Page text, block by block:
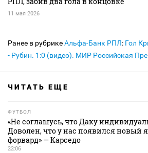
11 мая 2026
Ранее в рубрикеАльфа-Банк РПЛ: Гол
- Рубин. 1:0 (видео). МИР Российская
ЧИТАТЬ ЕЩЕ
ФУТБОЛ
«Не соглашусь, что Даку
Доволен, что у нас появился новый
форвард» — Карседо
22:06